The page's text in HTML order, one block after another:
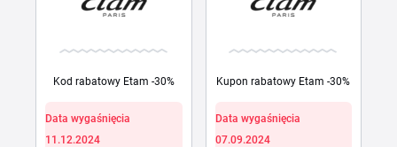
Kod rabatowy Etam -30%
Data wygaśnięcia
11.12.2024
Kupon rabatowy Etam -30%
Data wygaśnięcia
07.09.2024